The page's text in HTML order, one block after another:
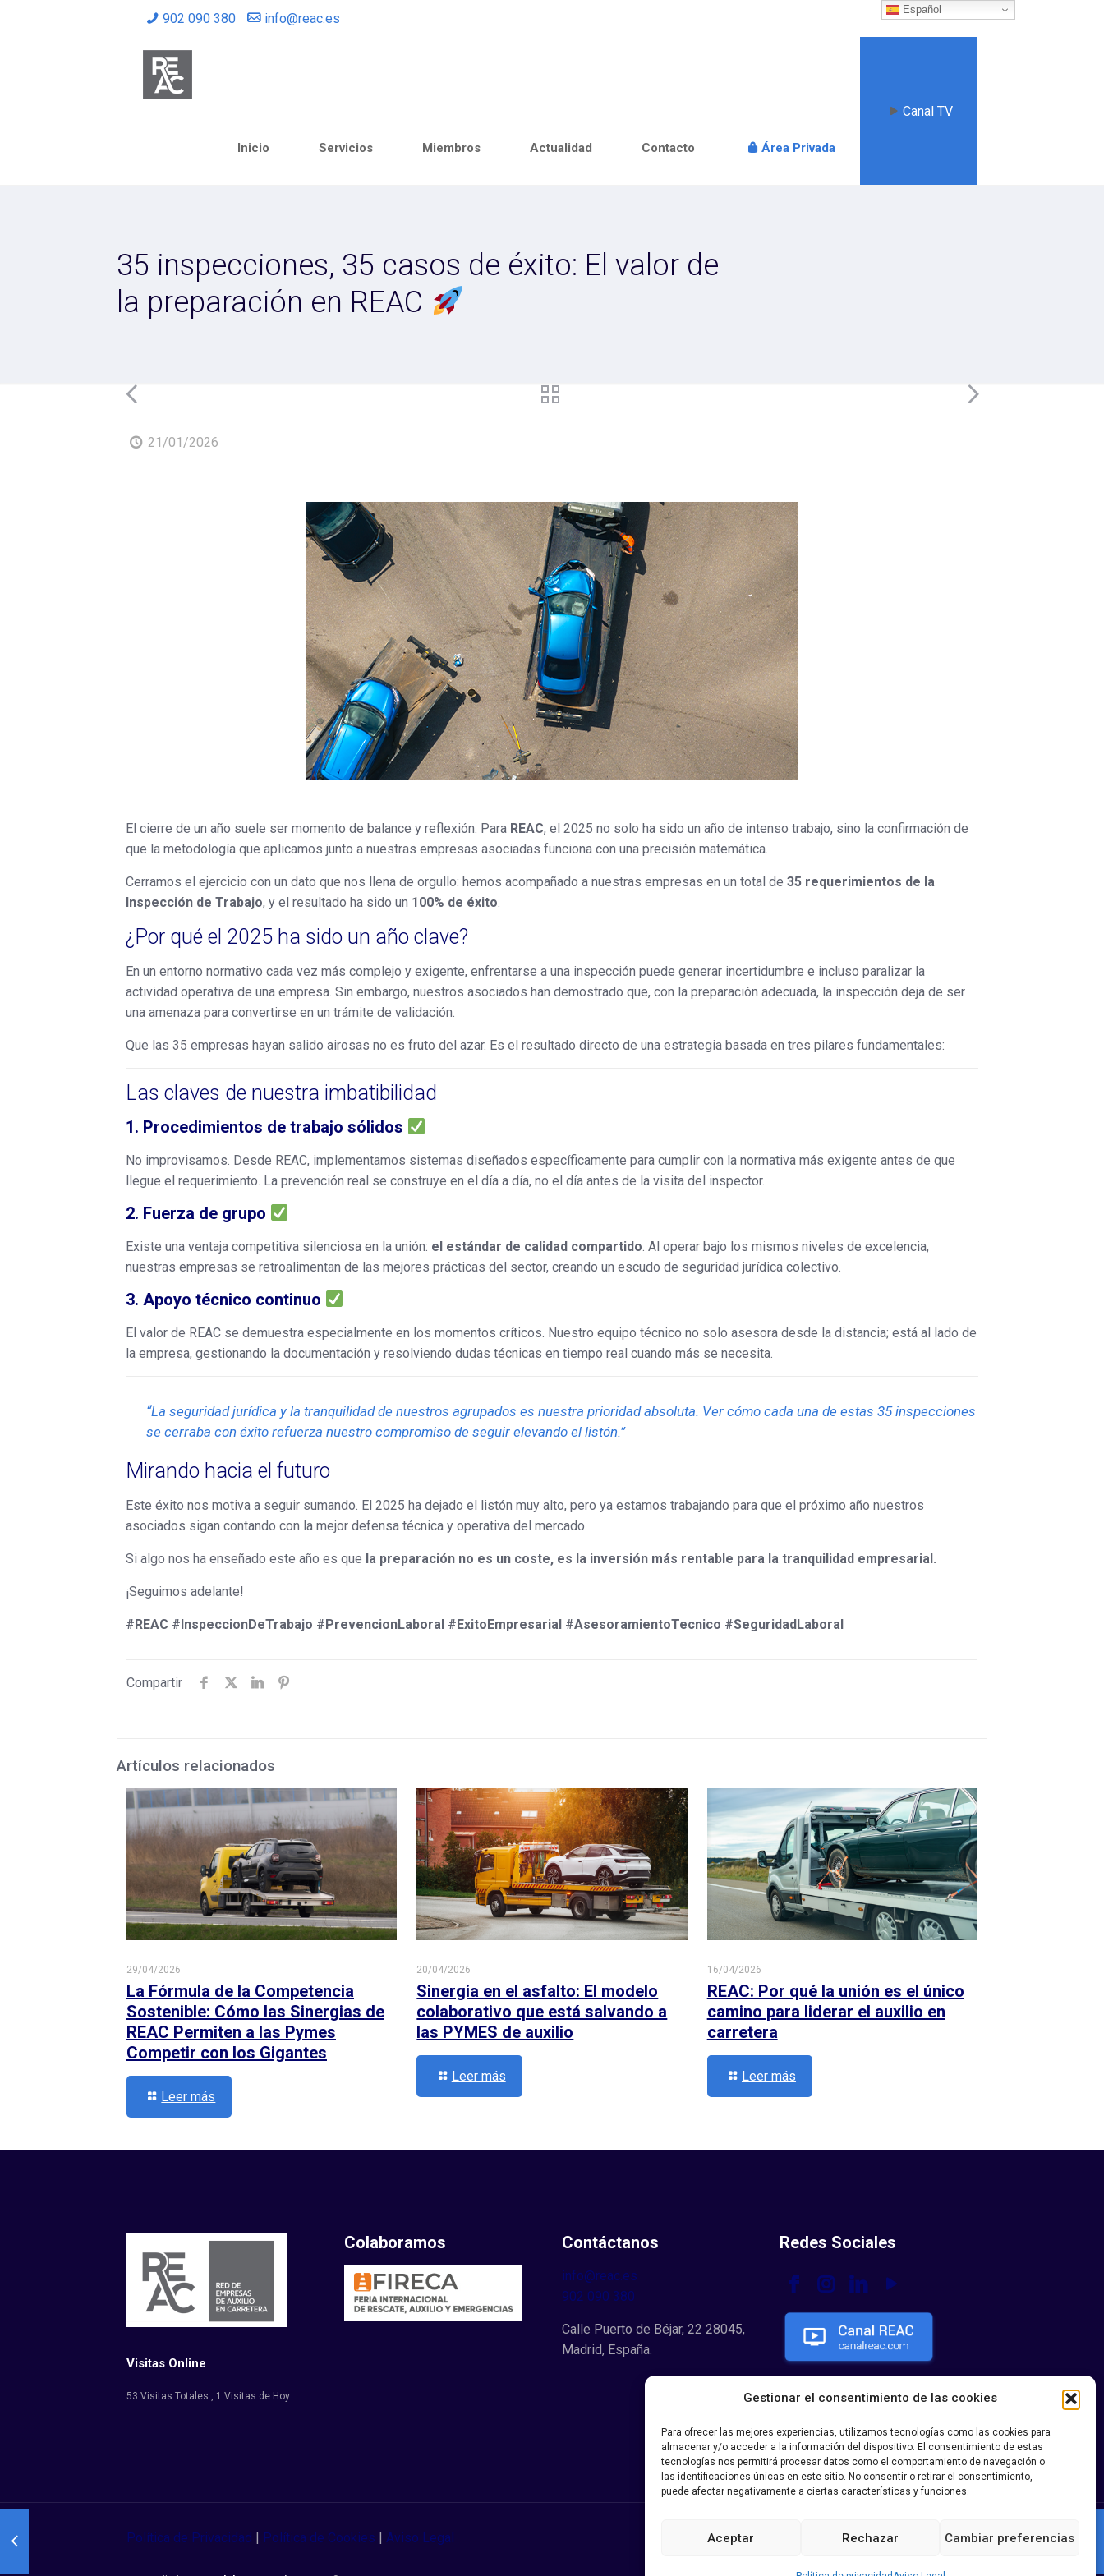
Gestionar el consentimiento de las cookies
Para ofrecer las mejores experiencias, utilizamos tecnologías como las cookies para
almacenar y/o acceder a la información del dispositivo. El consentimiento de estas
tecnologías nos permitirá procesar datos como el comportamiento de navegación o
las identificaciones únicas en este sitio. No consentir o retirar el consentimiento,
puede afectar negativamente a ciertas características y funciones.
Aceptar Rechazar Cambiar preferencias
902 090 380 info@reac.es
Inicio Servicios Miembros Actualidad Contacto Área Privada
Canal TV
35 inspecciones, 35 casos de éxito: El valor de
la preparación en REAC
21/01/2026
El cierre de un año suele ser momento de balance y reflexión. Para REAC, el 2025 no solo ha sido un año de intenso trabajo, sino la confirmación de
que la metodología que aplicamos junto a nuestras empresas asociadas funciona con una precisión matemática.
Cerramos el ejercicio con un dato que nos llena de orgullo: hemos acompañado a nuestras empresas en un total de 35 requerimientos de la
Inspección de Trabajo, y el resultado ha sido un 100% de éxito.
¿Por qué el 2025 ha sido un año clave?
En un entorno normativo cada vez más complejo y exigente, enfrentarse a una inspección puede generar incertidumbre e incluso paralizar la
actividad operativa de una empresa. Sin embargo, nuestros asociados han demostrado que, con la preparación adecuada, la inspección deja de ser
una amenaza para convertirse en un trámite de validación.
Que las 35 empresas hayan salido airosas no es fruto del azar. Es el resultado directo de una estrategia basada en tres pilares fundamentales:
Las claves de nuestra imbatibilidad
1. Procedimientos de trabajo sólidos
No improvisamos. Desde REAC, implementamos sistemas diseñados específicamente para cumplir con la normativa más exigente antes de que
llegue el requerimiento. La prevención real se construye en el día a día, no el día antes de la visita del inspector.
2. Fuerza de grupo
Existe una ventaja competitiva silenciosa en la unión: el estándar de calidad compartido. Al operar bajo los mismos niveles de excelencia,
nuestras empresas se retroalimentan de las mejores prácticas del sector, creando un escudo de seguridad jurídica colectivo.
3. Apoyo técnico continuo
El valor de REAC se demuestra especialmente en los momentos críticos. Nuestro equipo técnico no solo asesora desde la distancia; está al lado de
la empresa, gestionando la documentación y resolviendo dudas técnicas en tiempo real cuando más se necesita.
“La seguridad jurídica y la tranquilidad de nuestros agrupados es nuestra prioridad absoluta. Ver cómo cada una de estas 35 inspecciones
se cerraba con éxito refuerza nuestro compromiso de seguir elevando el listón.”
Mirando hacia el futuro
Este éxito nos motiva a seguir sumando. El 2025 ha dejado el listón muy alto, pero ya estamos trabajando para que el próximo año nuestros
asociados sigan contando con la mejor defensa técnica y operativa del mercado.
Si algo nos ha enseñado este año es que la preparación no es un coste, es la inversión más rentable para la tranquilidad empresarial.
¡Seguimos adelante!
#REAC #InspeccionDeTrabajo #PrevencionLaboral #ExitoEmpresarial #AsesoramientoTecnico #SeguridadLaboral
Compartir
Artículos relacionados
29/04/2026
La Fórmula de la Competencia
Sostenible: Cómo las Sinergias de
REAC Permiten a las Pymes
Competir con los Gigantes
Leer más
20/04/2026
Sinergia en el asfalto: El modelo
colaborativo que está salvando a
las PYMES de auxilio
Leer más
16/04/2026
REAC: Por qué la unión es el único
camino para liderar el auxilio en
carretera
Leer más
Visitas Online
53 Visitas Totales , 1 Visitas de Hoy
Colaboramos Contáctanos
info@reac.es
902 090 380
Calle Puerto de Béjar, 22 28045,
Madrid, España.
Redes Sociales
Política de Privacidad | Política de Cookies | Aviso Legal
Español